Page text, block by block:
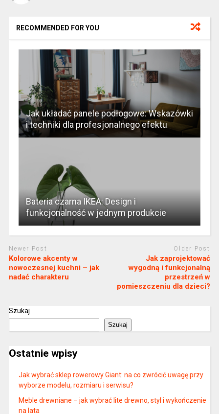
RECOMMENDED FOR YOU
Jak układać panele podłogowe: Wskazówki
i techniki dla profesjonalnego efektu
Bateria czarna IKEA: Design i
funkcjonalność w jednym produkcie
Newer Post
Kolorowe akcenty w
nowoczesnej kuchni – jak
nadać charakteru
Older Post
Jak zaprojektować
wygodną i funkcjonalną
przestrzeń w
pomieszczeniu dla dzieci?
Szukaj
Szukaj
Ostatnie wpisy
Jak wybrać sklep rowerowy Giant: na co zwrócić uwagę przy
wyborze modelu, rozmiaru i serwisu?
Meble drewniane – jak wybrać lite drewno, styl i wykończenie
na lata